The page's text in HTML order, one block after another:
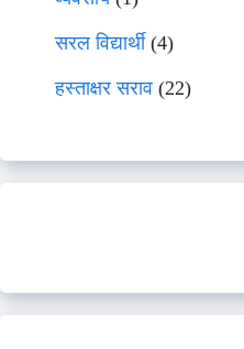
सरल विद्यार्थी(4)
हस्ताक्षर सराव (22)